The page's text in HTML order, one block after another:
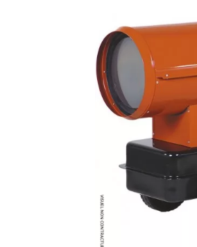
Ventilateur /
Brasseur d'air
Ventilateur fixe
Ventilateur industriel
Ventilateur de chantier
Ventilateur centrifuge
Ventilateur de sol
Ventilateur sur pied
Ventilateur de bureau
Ventilateur de table
Extracteur d'air mural
Extracteur d'air mural
Extracteur d'air mural
Extracteur d'air mural